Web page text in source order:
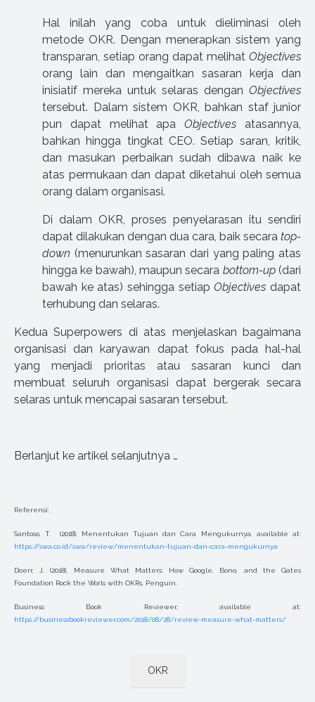
Hal inilah yang coba untuk dieliminasi oleh
metode OKR. Dengan menerapkan sistem yang
transparan, setiap orang dapat melihat Objectives
orang lain dan mengaitkan sasaran kerja dan
inisiatif mereka untuk selaras dengan Objectives
tersebut. Dalam sistem OKR, bahkan staf junior
pun dapat melihat apaObjectives atasannya,
bahkan hingga tingkat CEO. Setiap saran, kritik,
dan masukan perbaikan sudah dibawa naik ke
atas permukaan dan dapat diketahui oleh semua
orang dalam organisasi.
Di dalam OKR, proses penyelarasan itu sendiri
dapat dilakukan dengan dua cara, baik secara top-
down (menurunkan sasaran dari yang paling atas
hingga ke bawah), maupun secara bottom-up(dari
bawah ke atas) sehingga setiapObjectives dapat
terhubung dan selaras.
Kedua Superpowers di atas menjelaskan bagaimana
organisasi dan karyawan dapat fokus pada hal-hal
yang menjadi prioritas atau sasaran kunci dan
membuat seluruh organisasi dapat bergerak secara
selaras untuk mencapai sasaran tersebut.
Berlanjut ke artikel selanjutnya …
Referensi:
Santoso, T. (2018), Menentukan Tujuan dan Cara Mengukurnya, available at:
https://swa.co.id/swa/review/menentukan-tujuan-dan-cara-mengukurnya
Doerr, J. (2018), Measure What Matters: How Google, Bono, and the Gates
Foundation Rock the Worls with OKRs, Penguin.
Business Book Reviewer, available at:
https://businessbookreviewer.com/2018/08/28/review-measure-what-matters/
OKR